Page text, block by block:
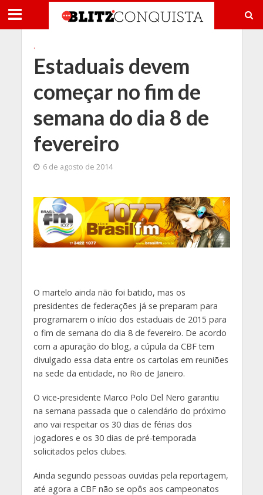
.
Estaduais devem
começar no fim de
semana do dia 8 de
fevereiro
6 de agosto de 2014
O martelo ainda não foi batido, mas os
presidentes de federações já se preparam para
programarem o início dos estaduais de 2015 para
o fim de semana do dia 8 de fevereiro. De acordo
com a apuração do blog, a cúpula da CBF tem
divulgado essa data entre os cartolas em reuniões
na sede da entidade, no Rio de Janeiro.
O vice-presidente Marco Polo Del Nero garantiu
na semana passada que o calendário do próximo
ano vai respeitar os 30 dias de férias dos
jogadores e os 30 dias de pré-temporada
solicitados pelos clubes.
Ainda segundo pessoas ouvidas pela reportagem,
até agora a CBF não se opôs aos campeonatos